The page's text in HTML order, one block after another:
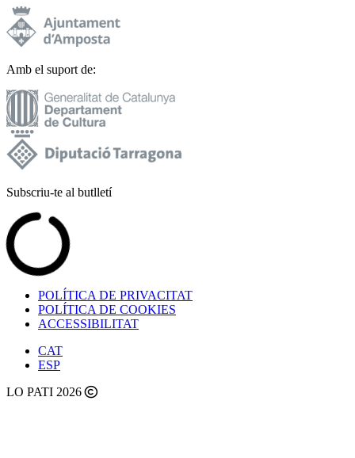
Amb el suport de:
Subscriu-te al butlletí
POLÍTICA DE PRIVACITAT
POLÍTICA DE COOKIES
ACCESSIBILITAT
CAT
ESP
LO PATI 2026